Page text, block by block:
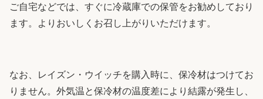
ご自宅などでは、すぐに冷蔵庫での保管をお勧めしており
ます。よりおいしくお召し上がりいただけます。
なお、レイズン・ウイッチを購入時に、保冷材はつけてお
りません。外気温と保冷材の温度差により結露が発生し、